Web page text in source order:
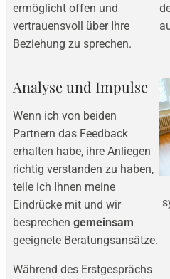
ermöglicht offen und
vertrauensvoll über Ihre
Beziehung zu sprechen.
Analyse und Impulse
Wenn ich von beiden
Partnern das Feedback
erhalten habe, ihre Anliegen
richtig verstanden zu haben,
teile ich Ihnen meine
Eindrücke mit und wir
besprechen gemeinsam
geeignete Beratungsansätze.
Während des Erstgesprächs